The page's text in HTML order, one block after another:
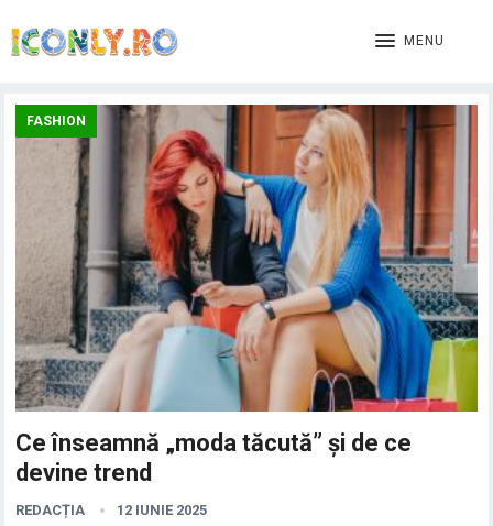
MENU
FASHION
Ce înseamnă „moda tăcută” și de ce
devine trend
REDACȚIA 12 IUNIE 2025